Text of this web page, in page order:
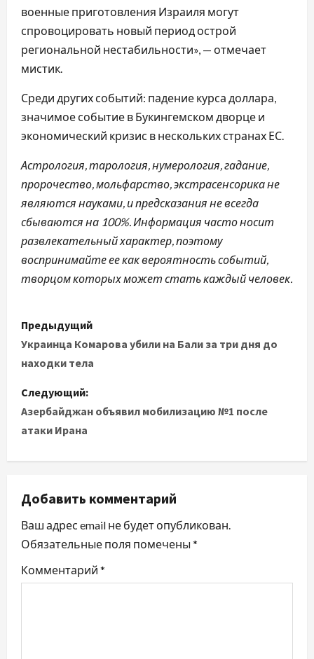
военные приготовления Израиля могут
спровоцировать новый период острой
региональной нестабильности», — отмечает
мистик.
Среди других событий: падение курса доллара,
значимое событие в Букингемском дворце и
экономический кризис в нескольких странах ЕС.
Астрология, тарология, нумерология, гадание,
пророчество, мольфарство, экстрасенсорика не
являются науками, и предсказания не всегда
сбываются на 100%. Информация часто носит
развлекательный характер, поэтому
воспринимайте ее как вероятность событий,
творцом которых может стать каждый человек.
Н
а
и
г
а
ц
и
я
п
Предыдущий
Украинца Комарова убили на Бали за три дня до
находки тела
Следующий:
Азербайджан объявил мобилизацию №1 после
атаки Ирана
Добавить комментарий
Ваш адрес email не будет опубликован.
Обязательные поля помечены *
Комментарий *